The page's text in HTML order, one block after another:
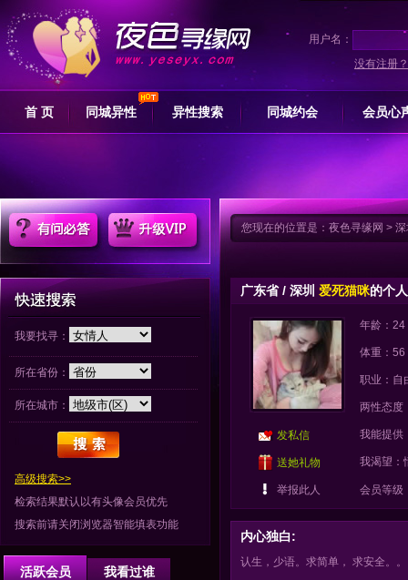
用户名：
没有注册？
首 页 同城异性 异性搜索 同城约会 会员心
我要找寻：
所在省份：
所在城市：
高级搜索>>
检索结果默认以有头像会员优先
搜索前请关闭浏览器智能填表功能
活跃会员 我看过谁
您现在的位置是： 夜色寻缘网 >
广东省 / 深圳 爱死猫咪的个
发私信
送她礼物
举报此人
年龄：24
体重：56
职业：自
两性态度
我能提供
我渴望：
会员等级
内心独白:
认生，少语。求简单， 求安全。